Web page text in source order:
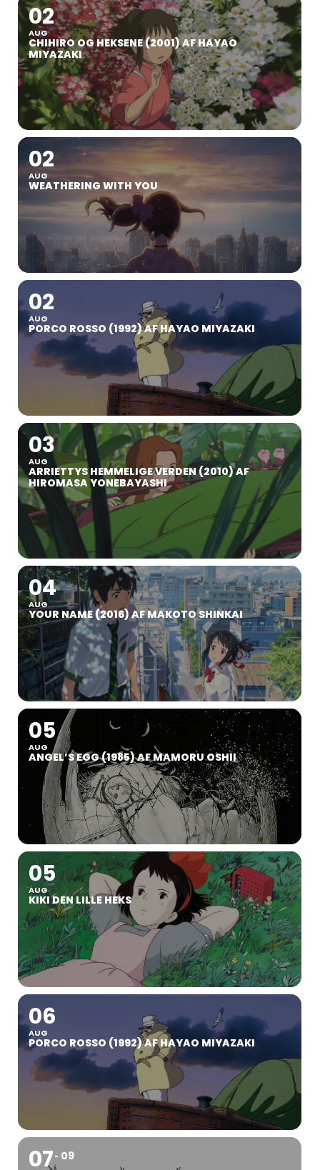
02
AUG
CHIHIRO OG HEKSENE (2001) AF HAYAO
MIYAZAKI
02
AUG
WEATHERING WITH YOU
02
AUG
PORCO ROSSO (1992) AF HAYAO MIYAZAKI
03
AUG
ARRIETTYS HEMMELIGE VERDEN (2010) AF
HIROMASA YONEBAYASHI
04
AUG
YOUR NAME (2016) AF MAKOTO SHINKAI
05
AUG
ANGEL’S EGG (1985) AF MAMORU OSHII
05
AUG
KIKI DEN LILLE HEKS
06
AUG
PORCO ROSSO (1992) AF HAYAO MIYAZAKI
07 09